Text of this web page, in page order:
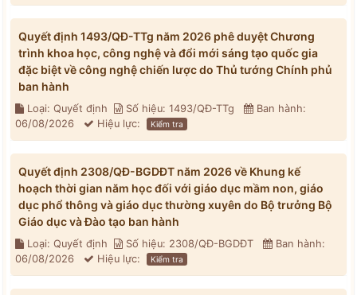
Quyết định 1493/QĐ-TTg năm 2026 phê duyệt Chương
trình khoa học, công nghệ và đổi mới sáng tạo quốc gia
đặc biệt về công nghệ chiến lược do Thủ tướng Chính phủ
ban hành
Loại: Quyết định Số hiệu: 1493/QĐ-TTg
Ban hành:
06/08/2026
Hiệu lực: Kiểm tra
Quyết định 2308/QĐ-BGDĐT năm 2026 về Khung kế
hoạch thời gian năm học đối với giáo dục mầm non, giáo
dục phổ thông và giáo dục thường xuyên do Bộ trưởng Bộ
Giáo dục và Đào tạo ban hành
Loại: Quyết định Số hiệu: 2308/QĐ-BGDĐT
Ban hành:
06/08/2026
Hiệu lực: Kiểm tra